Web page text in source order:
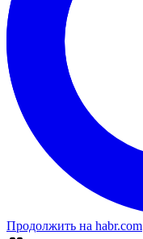
Продолжить на habr.com